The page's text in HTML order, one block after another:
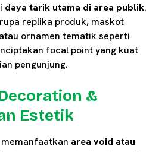
daya tarik utama di area publik.
replika produk, maskot
ornamen tematik seperti
focal point yang kuat
pengunjung.
&
Estetik
area void atau